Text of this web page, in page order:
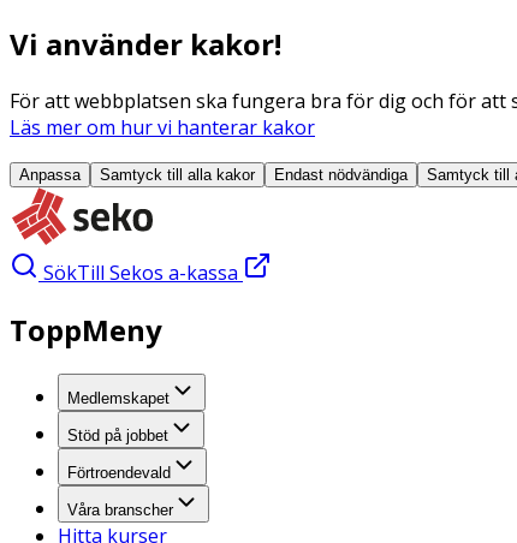
Vi använder kakor!
För att webbplatsen ska fungera bra för dig och för
Läs mer om hur vi hanterar kakor
Anpassa Samtyck till alla kakor Endast nödvändiga Samtyck till
SökTill Sekos a-kassa
ToppMeny
Medlemskapet
Stöd på jobbet
Förtroendevald
Våra branscher
Hitta kurser